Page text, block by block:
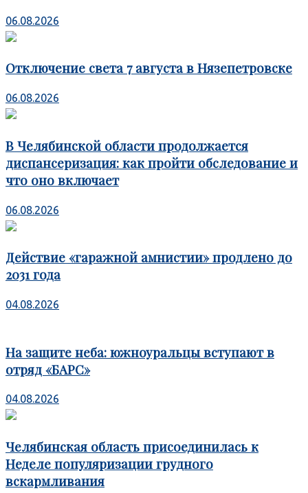
06.08.2026
Отключение света 7 августа в Нязепетровске
06.08.2026
В Челябинской области продолжается
диспансеризация: как пройти обследование и
что оно включает
06.08.2026
Действие «гаражной амнистии» продлено до
2031 года
04.08.2026
На защите неба: южноуральцы вступают в
отряд «БАРС»
04.08.2026
Челябинская область присоединилась к
Неделе популяризации грудного
вскармливания